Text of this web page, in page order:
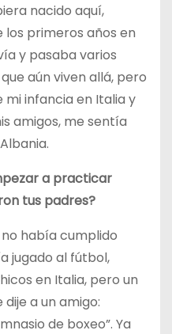
nacido aquí,
primeros años en
y pasaba varios
aún viven allá, pero
infancia en Italia y
amigos, me sentía
a practicar
tus padres?
había cumplido
jugado al fútbol,
en Italia, pero un
a un amigo:
de boxeo”. Ya